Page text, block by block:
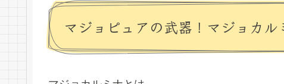
マジョピュアの武器！マジョカル